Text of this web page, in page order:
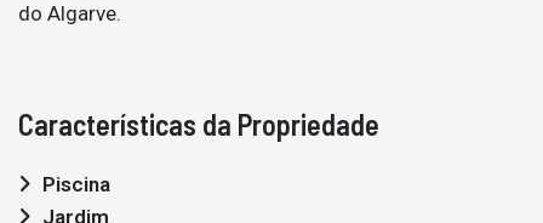
do Algarve.
Características da Propriedade
Piscina
Jardim